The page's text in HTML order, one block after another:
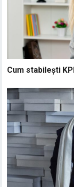
Cum stabilești